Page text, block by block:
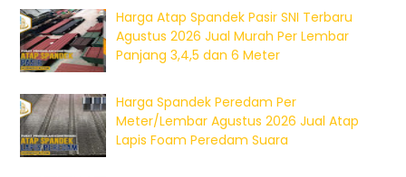
Harga Atap Spandek Pasir SNI Terbaru
Agustus 2026 Jual Murah Per Lembar
Panjang 3,4,5 dan 6 Meter
Harga Spandek Peredam Per
Meter/Lembar Agustus 2026 Jual Atap
Lapis Foam Peredam Suara